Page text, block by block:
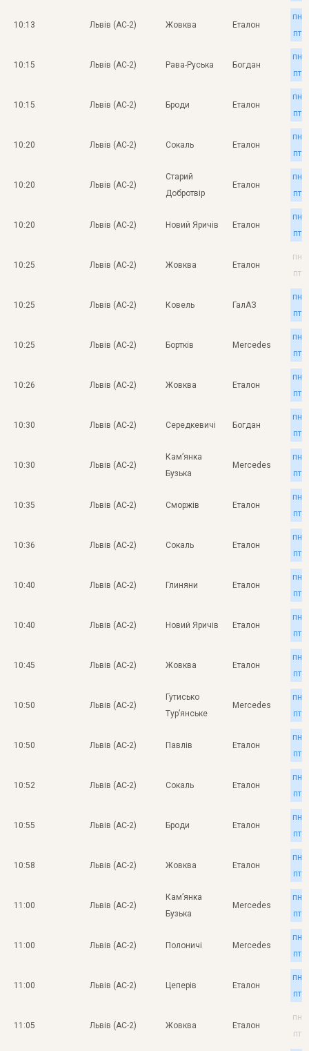
10:13 Львів (АС-2) Жовква Еталон
пн
пт
10:15 Львів (АС-2) Рава-Руська Богдан
пн
пт
10:15 Львів (АС-2) Броди Еталон
пн
пт
10:20 Львів (АС-2) Сокаль Еталон
пн
пт
10:20 Львів (АС-2)
Старий
Добротвір
Еталон
пн
пт
10:20 Львів (АС-2) Новий Яричів Еталон
пн
пт
10:25 Львів (АС-2) Жовква Еталон
пн
пт
10:25 Львів (АС-2) Ковель ГалАЗ
пн
пт
10:25 Львів (АС-2) Бортків Mercedes
пн
пт
10:26 Львів (АС-2) Жовква Еталон
пн
пт
10:30 Львів (АС-2) Середкевичі Богдан
пн
пт
10:30 Львів (АС-2)
Кам’янка
Бузька
Mercedes
пн
пт
10:35 Львів (АС-2) Сморжів Еталон
пн
пт
10:36 Львів (АС-2) Сокаль Еталон
пн
пт
10:40 Львів (АС-2) Глиняни Еталон
пн
пт
10:40 Львів (АС-2) Новий Яричів Еталон
пн
пт
10:45 Львів (АС-2) Жовква Еталон
пн
пт
10:50 Львів (АС-2)
Гутисько
Тур’янське
Mercedes
пн
пт
10:50 Львів (АС-2) Павлів Еталон
пн
пт
10:52 Львів (АС-2) Сокаль Еталон
пн
пт
10:55 Львів (АС-2) Броди Еталон
пн
пт
10:58 Львів (АС-2) Жовква Еталон
пн
пт
11:00 Львів (АС-2)
Кам’янка
Бузька
Mercedes
пн
пт
11:00 Львів (АС-2) Полоничі Mercedes
пн
пт
11:00 Львів (АС-2) Цеперів Еталон
пн
пт
11:05 Львів (АС-2) Жовква Еталон
пн
пт